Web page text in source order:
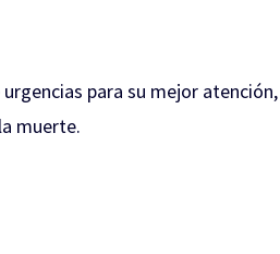
para su mejor
muerte.